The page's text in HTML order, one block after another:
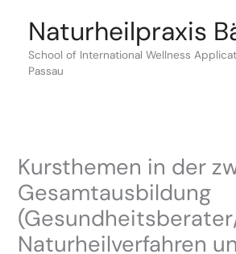
springenNaturheilpraxis
School of International Wellness
Passau
Kursthemen in der
Gesamtausbildung
Naturheilverfahren